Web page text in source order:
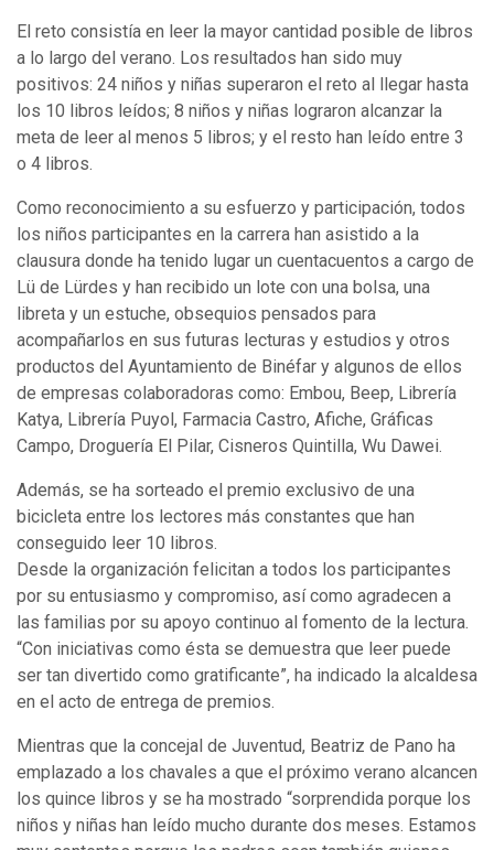
El reto consistía en leer la mayor cantidad posible de libros
a lo largo del verano. Los resultados han sido muy
positivos: 24 niños y niñas superaron el reto al llegar hasta
los 10 libros leídos; 8 niños y niñas lograron alcanzar la
meta de leer al menos 5 libros; y el resto han leído entre 3
o 4 libros.
Como reconocimiento a su esfuerzo y participación, todos
los niños participantes en la carrera han asistido a la
clausura donde ha tenido lugar un cuentacuentos a cargo de
Lü de Lürdes y han recibido un lote con una bolsa, una
libreta y un estuche, obsequios pensados para
acompañarlos en sus futuras lecturas y estudios y otros
productos del Ayuntamiento de Binéfar y algunos de ellos
de empresas colaboradoras como: Embou, Beep, Librería
Katya, Librería Puyol, Farmacia Castro, Afiche, Gráficas
Campo, Droguería El Pilar, Cisneros Quintilla, Wu Dawei.
Además, se ha sorteado el premio exclusivo de una
bicicleta entre los lectores más constantes que han
conseguido leer 10 libros.
Desde la organización felicitan a todos los participantes
por su entusiasmo y compromiso, así como agradecen a
las familias por su apoyo continuo al fomento de la lectura.
“Con iniciativas como ésta se demuestra que leer puede
ser tan divertido como gratificante”, ha indicado la alcaldesa
en el acto de entrega de premios.
Mientras que la concejal de Juventud, Beatriz de Pano ha
emplazado a los chavales a que el próximo verano alcancen
los quince libros y se ha mostrado “sorprendida porque los
niños y niñas han leído mucho durante dos meses. Estamos